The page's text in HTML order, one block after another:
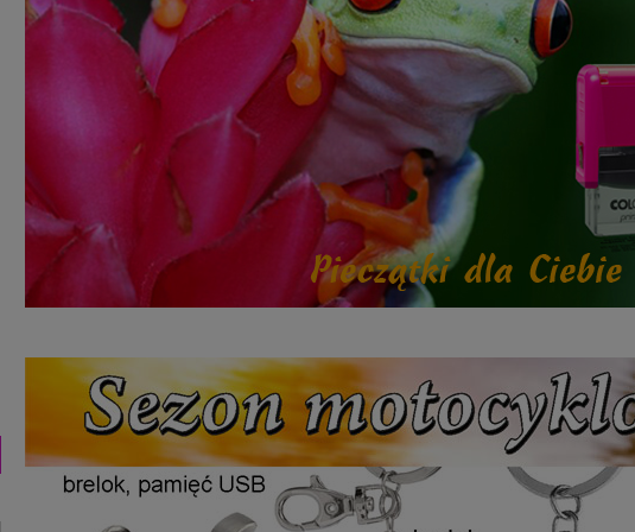
Puchar metalowy złoty 3133E 37cm
195,00 zł Dostępność:
Puchar metalowy złoty 2100E
165,00 zł Dostępność: